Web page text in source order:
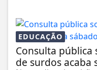
EDUCAÇÃO
Consulta pública
de surdos acaba